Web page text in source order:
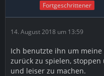
Fortgeschrittener
14. August 2018 um 13:59
Ich benutzte ihn um
zurück zu spielen,
und leiser zu machen.